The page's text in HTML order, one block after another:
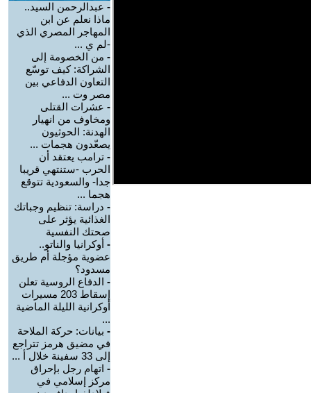
- عبدالرحمن السيد..
ماذا نعلم عن ابن
المهاجر المصري الذي
-لم ي ...
- من الخصومة إلى
الشراكة: كيف توسّع
التعاون الدفاعي بين
مصر وت ...
- عشرات القتلى
ومخاوف من انهيار
الهدنة: الحوثيون
يصعّدون هجمات ...
- ترامب يعتقد أن
الحرب -ستنتهي قريبا
جدا- والسعودية تتوقع
هجما ...
- دراسة: تنظيم وجباتك
الغذائية يؤثر على
صحتك النفسية
- أوكرانيا والناتو..
عضوية مؤجلة أم طريق
مسدود؟
- الدفاع الروسية تعلن
إسقاط 203 مسيرات
أوكرانية الليلة الماضية
...
- بيانات: حركة الملاحة
في مضيق هرمز تتراجع
إلى 33 سفينة خلال أ ...
- اتهام رجل بإحراق
مركز إسلامي في